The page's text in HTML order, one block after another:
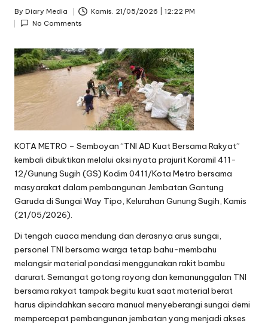
Posted
by
By Diary Media
Kamis. 21/05/2026 | 12:22 PM
No Comments
KOTA METRO – Semboyan “TNI AD Kuat Bersama Rakyat”
kembali dibuktikan melalui aksi nyata prajurit Koramil 411-
12/Gunung Sugih (GS) Kodim 0411/Kota Metro bersama
masyarakat dalam pembangunan Jembatan Gantung
Garuda di Sungai Way Tipo, Kelurahan Gunung Sugih, Kamis
(21/05/2026).
Di tengah cuaca mendung dan derasnya arus sungai,
personel TNI bersama warga tetap bahu-membahu
melangsir material pondasi menggunakan rakit bambu
darurat. Semangat gotong royong dan kemanunggalan TNI
bersama rakyat tampak begitu kuat saat material berat
harus dipindahkan secara manual menyeberangi sungai demi
mempercepat pembangunan jembatan yang menjadi akses